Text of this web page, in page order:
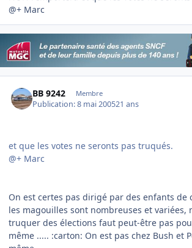
@+ Marc
BB 9242 Membre
Publication:8 mai 200521 ans
et que les votes ne seronts pas truqués.
@+ Marc
On est certes pas dirigé par des enfants de
les magouilles sont nombreuses et variées,
truquer des élections faut peut-être pas
même ..... :carton: On est pas chez Bush et